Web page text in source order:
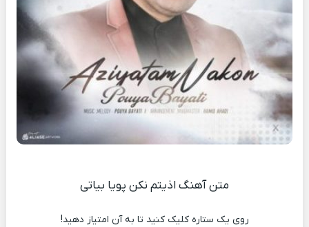
متن آهنگ اذیتم نکن پویا بیاتی
روی یک ستاره کلیک کنید تا به آن امتیاز دهید!